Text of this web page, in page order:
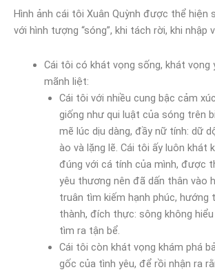
Hình ảnh cái tôi Xuân Quỳnh được thể hiện
với hình tượng “sóng”, khi tách rời, khi nhập
Cái tôi có khát vọng sống, khát vọng
mãnh liệt:
Cái tôi với nhiều cung bậc cảm
giống như qui luật của sóng trên
mẽ lúc dịu dàng, đầy nữ tính: dữ
ào và lặng lẽ. Cái tôi ấy luôn khát
đúng với cá tính của mình, được
yêu thương nên đã dấn thân vào
truân tìm kiếm hạnh phúc, hướng
thành, đích thực: sông không
tìm ra tận bể.
Cái tôi còn khát vọng khám phá
gốc của tình yêu, để rồi nhận ra